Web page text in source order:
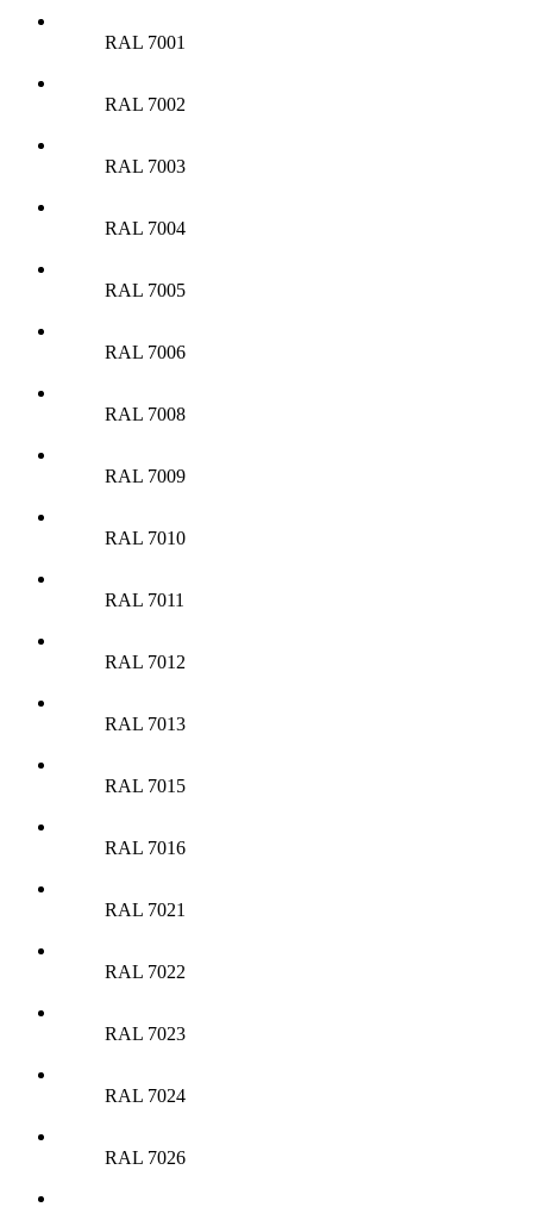
RAL 7001
RAL 7002
RAL 7003
RAL 7004
RAL 7005
RAL 7006
RAL 7008
RAL 7009
RAL 7010
RAL 7011
RAL 7012
RAL 7013
RAL 7015
RAL 7016
RAL 7021
RAL 7022
RAL 7023
RAL 7024
RAL 7026